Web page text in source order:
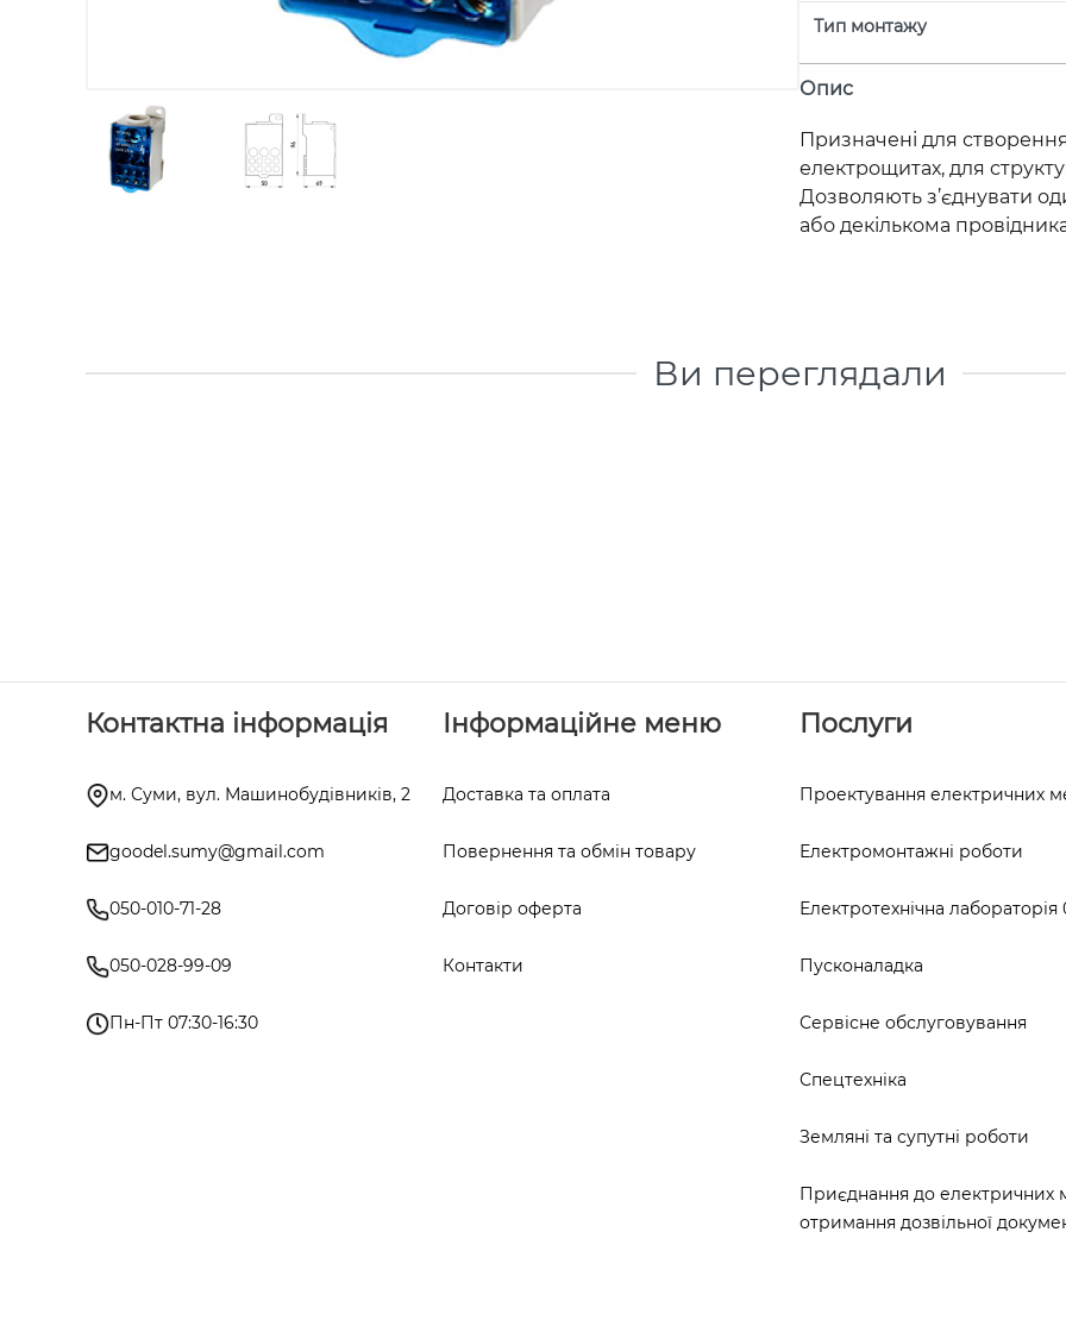
Тип монтажу
Опис
Призначені для
електрощитах, для
Дозволяють з’єднувати
або декількома
Ви переглядали
Контактна інформація
м. Суми, вул. Машинобудівників, 2
goodel.sumy@gmail.com
050-010-71-28
050-028-99-09
Пн-Пт 07:30-16:30
Інформаційне меню
Доставка та оплата
Повернення та обмін товару
Договір оферта
Контакти
Послуги
Проектування електричних
Електромонтажні роботи
Електротехнічна лабораторія
Пусконаладка
Сервісне обслуговування
Спецтехніка
Земляні та супутні роботи
Приєднання до електричних
отримання дозвільної